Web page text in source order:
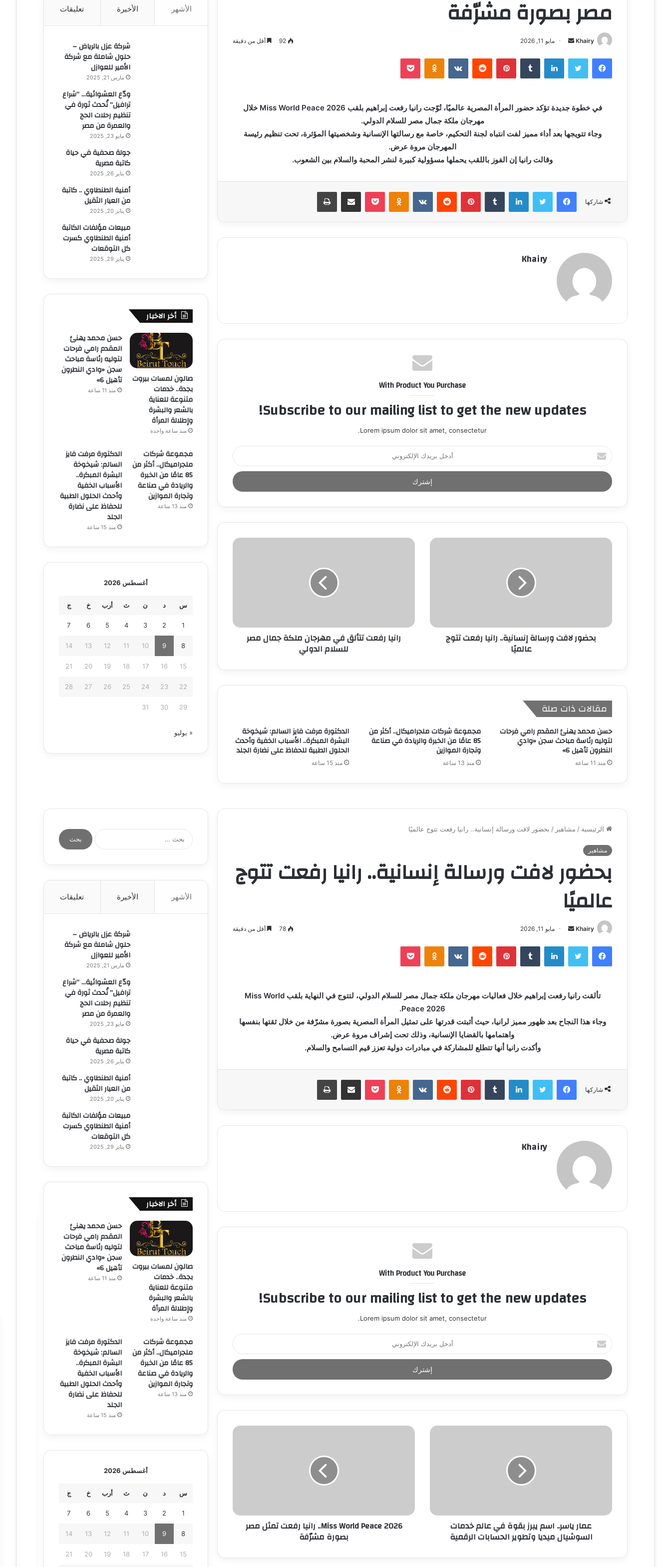
مصر بصورة مشرّفة
Khairy
أ
ل
ي
ا
ر
مايو 11, 2026 92 أقل من دقيقة
فيسبوك تويتر لينكدإن ‏Tumblr بينتيريست ‏Reddit
‏VKontakte
Odnoklassniki بوكيت
في خطوة جديدة تؤكد حضور المرأة المصرية عالميًا، تُوّجت رانيا رفعت إبراهيم بلقب Miss World Peace 2026 خلال
مهرجان ملكة جمال مصر للسلام الدولي.
وجاء تتويجها بعد أداء مميز لفت انتباه لجنة التحكيم، خاصة مع رسالتها الإنسانية وشخصيتها المؤثرة، تحت تنظيم رئيسة
المهرجان مروة عرض.
وقالت رانيا إن الفوز باللقب يحملها مسؤولية كبيرة لنشر المحبة والسلام بين الشعوب.
شاركها
فيسبوك تويتر لينكدإن ‏Tumblr بينتيريست ‏Reddit
‏VKontakte
Odnoklassniki بوكيت مشاركة عبر البريد طباعة
Khairy
With Product You Purchase
Subscribe to our mailing list to get the new updates!
Lorem ipsum dolor sit amet, consectetur.
أ
د
خ
ل
د
ا
بحضور لافت ورسالة إنسانية.. رانيا رفعت تتوج
عالميًا
رانيا رفعت تتألق في مهرجان ملكة جمال مصر
للسلام الدولي
مقالات ذات صلة
حسن محمد يهنئ المقدم رامي فرحات
لتوليه رئاسة مباحث سجن «وادي
النطرون تأهيل 6»
منذ 11 ساعة
مجموعة شركات ملجراميكال.. أكثر من
85 عامًا من الخبرة والريادة في صناعة
وتجارة الموازين
منذ 13 ساعة
الدكتورة مرفت فايز السالم: شيخوخة
البشرة المبكرة.. الأسباب الخفية وأحدث
الحلول الطبية للحفاظ على نضارة الجلد
منذ 15 ساعة
الأشهر الأخيرة تعليقات
شركة عزل بالرياض –
حلول شاملة مع شركة
الأمير للعوازل
مارس 21, 2025
ودّع العشوائية… “شراع
ترافيل” تُحدث ثورة في
تنظيم رحلات الحج
والعمرة من مصر
مايو 23, 2025
جولة صحفية في حياة
كاتبة مصرية
يناير 26, 2025
أمنية الطنطاوي .. كاتبة
من العيار الثقيل
يناير 20, 2025
مبيعات مؤلفات الكاتبة
أمنية الطنطاوي كسرت
كل التوقعات
يناير 29, 2025
أخر الاخبار
صالون لمسات بيروت
بجدة.. خدمات
متنوعة للعناية
بالشعر والبشرة
وإطلالة المرأة
منذ ساعة واحدة
حسن محمد يهنئ
المقدم رامي فرحات
لتوليه رئاسة مباحث
سجن «وادي النطرون
تأهيل 6»
منذ 11 ساعة
مجموعة شركات
ملجراميكال.. أكثر من
85 عامًا من الخبرة
والريادة في صناعة
وتجارة الموازين
منذ 13 ساعة
الدكتورة مرفت فايز
السالم: شيخوخة
البشرة المبكرة..
الأسباب الخفية
وأحدث الحلول الطبية
للحفاظ على نضارة
الجلد
منذ 15 ساعة
أغسطس 2026
س د ن ث أرب خ ج
1
2
3
4
5
6
7
8
9
10
11
12
13
14
15
16
17
18
19
20
21
22
23
24
25
26
27
28
29
30
31
« يوليو